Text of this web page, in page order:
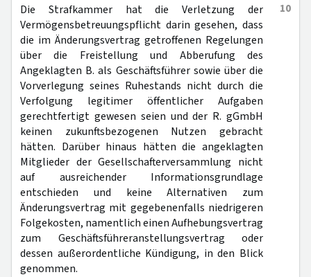
10
Die Strafkammer hat die Verletzung der
Vermögensbetreuungspflicht darin gesehen, dass
die im Änderungsvertrag getroffenen Regelungen
über die Freistellung und Abberufung des
Angeklagten B. als Geschäftsführer sowie über die
Vorverlegung seines Ruhestands nicht durch die
Verfolgung legitimer öffentlicher Aufgaben
gerechtfertigt gewesen seien und der R. gGmbH
keinen zukunftsbezogenen Nutzen gebracht
hätten. Darüber hinaus hätten die angeklagten
Mitglieder der Gesellschafterversammlung nicht
auf ausreichender Informationsgrundlage
entschieden und keine Alternativen zum
Änderungsvertrag mit gegebenenfalls niedrigeren
Folgekosten, namentlich einen Aufhebungsvertrag
zum Geschäftsführeranstellungsvertrag oder
dessen außerordentliche Kündigung, in den Blick
genommen.